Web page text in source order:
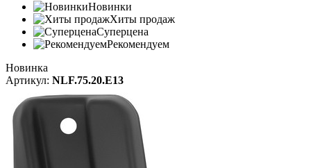
Новинки
Хиты продаж
Суперцена
Pекомендуем
Новинка
Артикул: NLF.75.20.E13